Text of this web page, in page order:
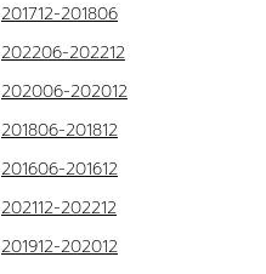
201712-201806
202206-202212
202006-202012
201806-201812
201606-201612
202112-202212
201912-202012